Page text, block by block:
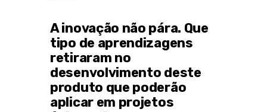
A inovação não pára. Que
tipo de aprendizagens
retiraram no
desenvolvimento deste
produto que poderão
aplicar em projetos